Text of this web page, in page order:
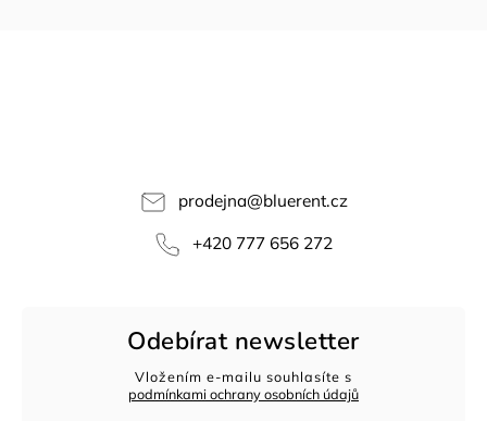
prodejna@bluerent.cz
+420 777 656 272
Odebírat newsletter
Vložením e-mailu souhlasíte s
podmínkami ochrany osobních údajů